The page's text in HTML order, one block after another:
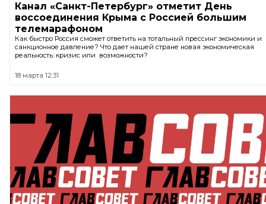
Канал «Санкт-Петербург» отметит День
воссоединения Крыма с Россией большим
телемарафоном
Как быстро Россия сможет ответить на тотальный прессинг экономики и
санкционное давление? Что дает нашей стране новая экономическая
реальность: кризис или возможности?
18 марта 12:31